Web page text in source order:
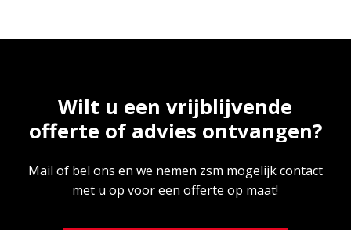
Wilt u een vrijblijvende
offerte of advies ontvangen?
Mail of bel ons en we nemen zsm mogelijk contact
met u op voor een offerte op maat!